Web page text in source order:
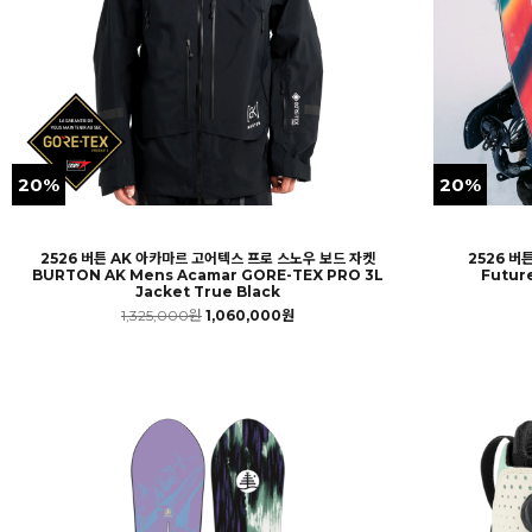
20%
2526 버튼 AK 아카마르 고어텍스 프로 스노우 보드 자켓
BURTON AK Mens Acamar GORE-TEX PRO 3L
Jacket True Black
1,325,000원 1,060,000원
20%
2526 버